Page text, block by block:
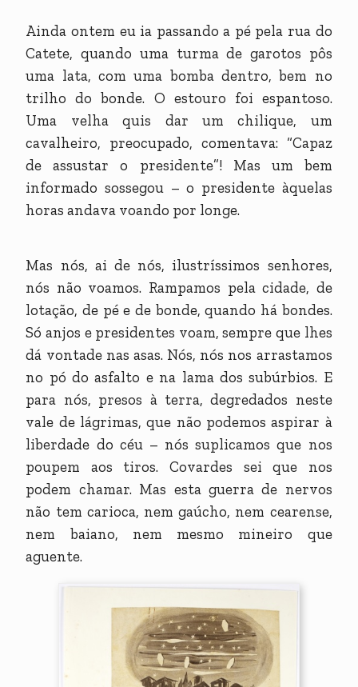
Ainda ontem eu ia passando a pé pela rua do
Catete, quando uma turma de garotos pôs
uma lata, com uma bomba dentro, bem no
trilho do bonde. O estouro foi espantoso.
Uma velha quis dar um chilique, um
cavalheiro, preocupado, comentava: “Capaz
de assustar o presidente”! Mas um bem
informado sossegou – o presidente àquelas
horas andava voando por longe.
Mas nós, ai de nós, ilustríssimos senhores,
nós não voamos. Rampamos pela cidade, de
lotação, de pé e de bonde, quando há bondes.
Só anjos e presidentes voam, sempre que lhes
dá vontade nas asas. Nós, nós nos arrastamos
no pó do asfalto e na lama dos subúrbios. E
para nós, presos à terra, degredados neste
vale de lágrimas, que não podemos aspirar à
liberdade do céu – nós suplicamos que nos
poupem aos tiros. Covardes sei que nos
podem chamar. Mas esta guerra de nervos
não tem carioca, nem gaúcho, nem cearense,
nem baiano, nem mesmo mineiro que
aguente.